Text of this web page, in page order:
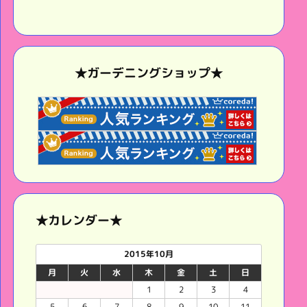
★ガーデニングショップ★
★カレンダー★
2015年10月
月
火 水 木 金 土
日
1
2 3
4